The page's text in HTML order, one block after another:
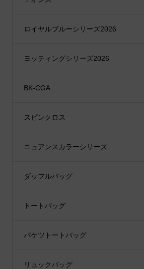
ロイヤルブルーシリーズ2026
ヨッティングシリーズ2026
BK-CGA
スピンクロス
ニュアンスカラーシリーズ
ダッフルバッグ
トートバッグ
バケツトートバッグ
リュックバッグ